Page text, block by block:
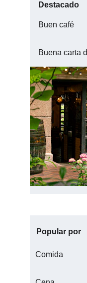
Destacado
Buen café
Buena carta
Popular por
Comida